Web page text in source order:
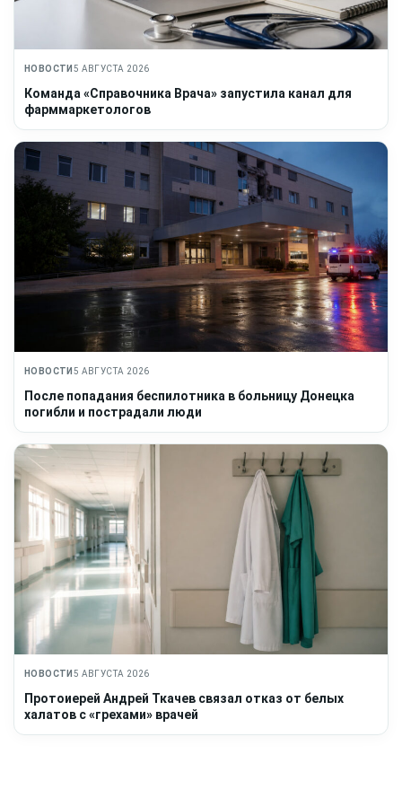
НОВОСТИ 5 АВГУСТА 2026
Команда «Справочника Врача» запустила канал для
фарммаркетологов
НОВОСТИ 5 АВГУСТА 2026
После попадания беспилотника в больницу Донецка
погибли и пострадали люди
НОВОСТИ 5 АВГУСТА 2026
Протоиерей Андрей Ткачев связал отказ от белых
халатов с «грехами» врачей